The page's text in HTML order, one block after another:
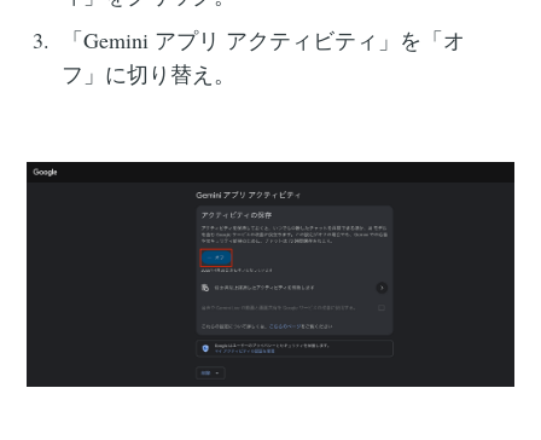
「Gemini アプリ アクティビティ」を「オ
フ」に切り替え。